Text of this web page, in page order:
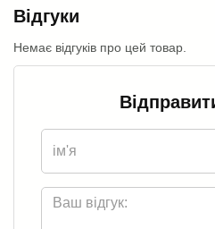
Відгуки
Немає відгуків про цей товар.